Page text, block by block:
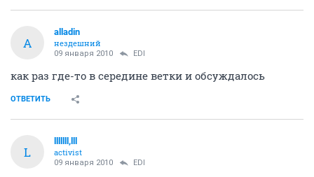
A
alladin
нездешний
09 января 2010 EDI
как раз где-то в середине ветки и обсуждалось
ОТВЕТИТЬ
L
lllllll,lll
activist
09 января 2010 EDI